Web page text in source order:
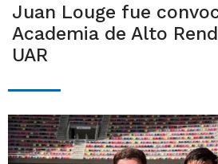
Juan Louge fue
Academia de Alto
UAR